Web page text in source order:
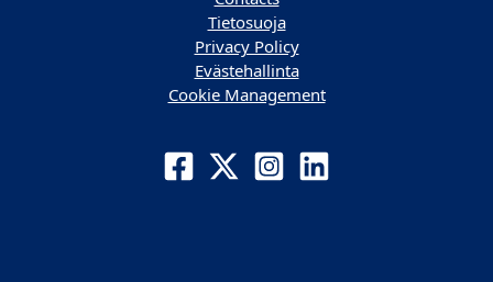
Tietosuoja
Privacy Policy
Evästehallinta
Cookie Management